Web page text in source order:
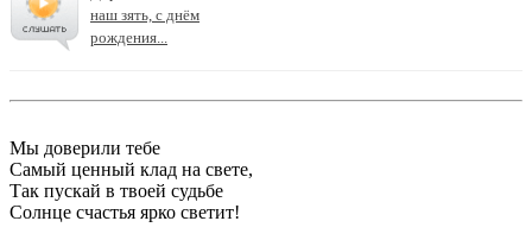
наш зять, с днём
рождения...
Мы доверили тебе
Самый ценный клад на свете,
Так пускай в твоей судьбе
Солнце счастья ярко светит!